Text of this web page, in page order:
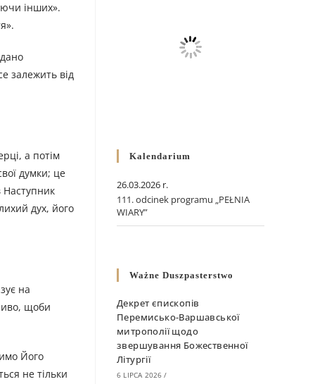
інших».
залежить від
а потім
думки; це
Наступник
дух, його
на
щоби
Його
не тільки
Kalendarium
26.03.2026 r.
111. odcinek programu „PEŁNIA
WIARY”
Ważne Duszpasterstwo
Декрет єпископів
Перемисько-Варшавської
митрополії щодо
звершування Божественної
Літургії
6 LIPCA 2026 /